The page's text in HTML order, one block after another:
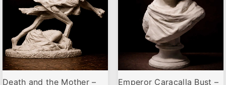
Death and the Mother –
€139,00
variantes.
opciones
pueden
elegir
en
Emperor Caracalla Bust –
€679,00
variantes.
opciones
pueden
elegir
en